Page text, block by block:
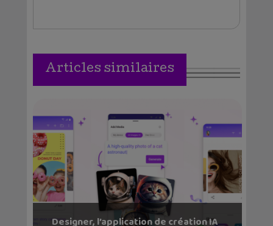
Articles similaires
Designer, l’application de création IA